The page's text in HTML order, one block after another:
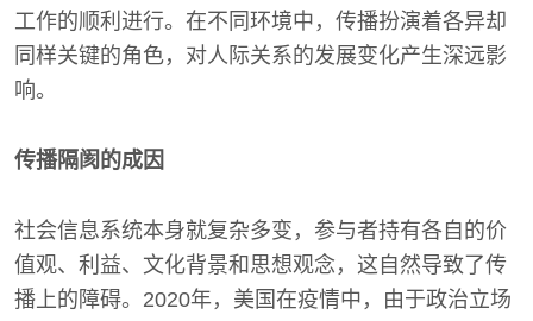
工作的顺利进行。在不同环境中，传播扮演着各异却
同样关键的角色，对人际关系的发展变化产生深远影
响。
传播隔阂的成因
社会信息系统本身就复杂多变，参与者持有各自的价
值观、利益、文化背景和思想观念，这自然导致了传
播上的障碍。2020年，美国在疫情中，由于政治立场